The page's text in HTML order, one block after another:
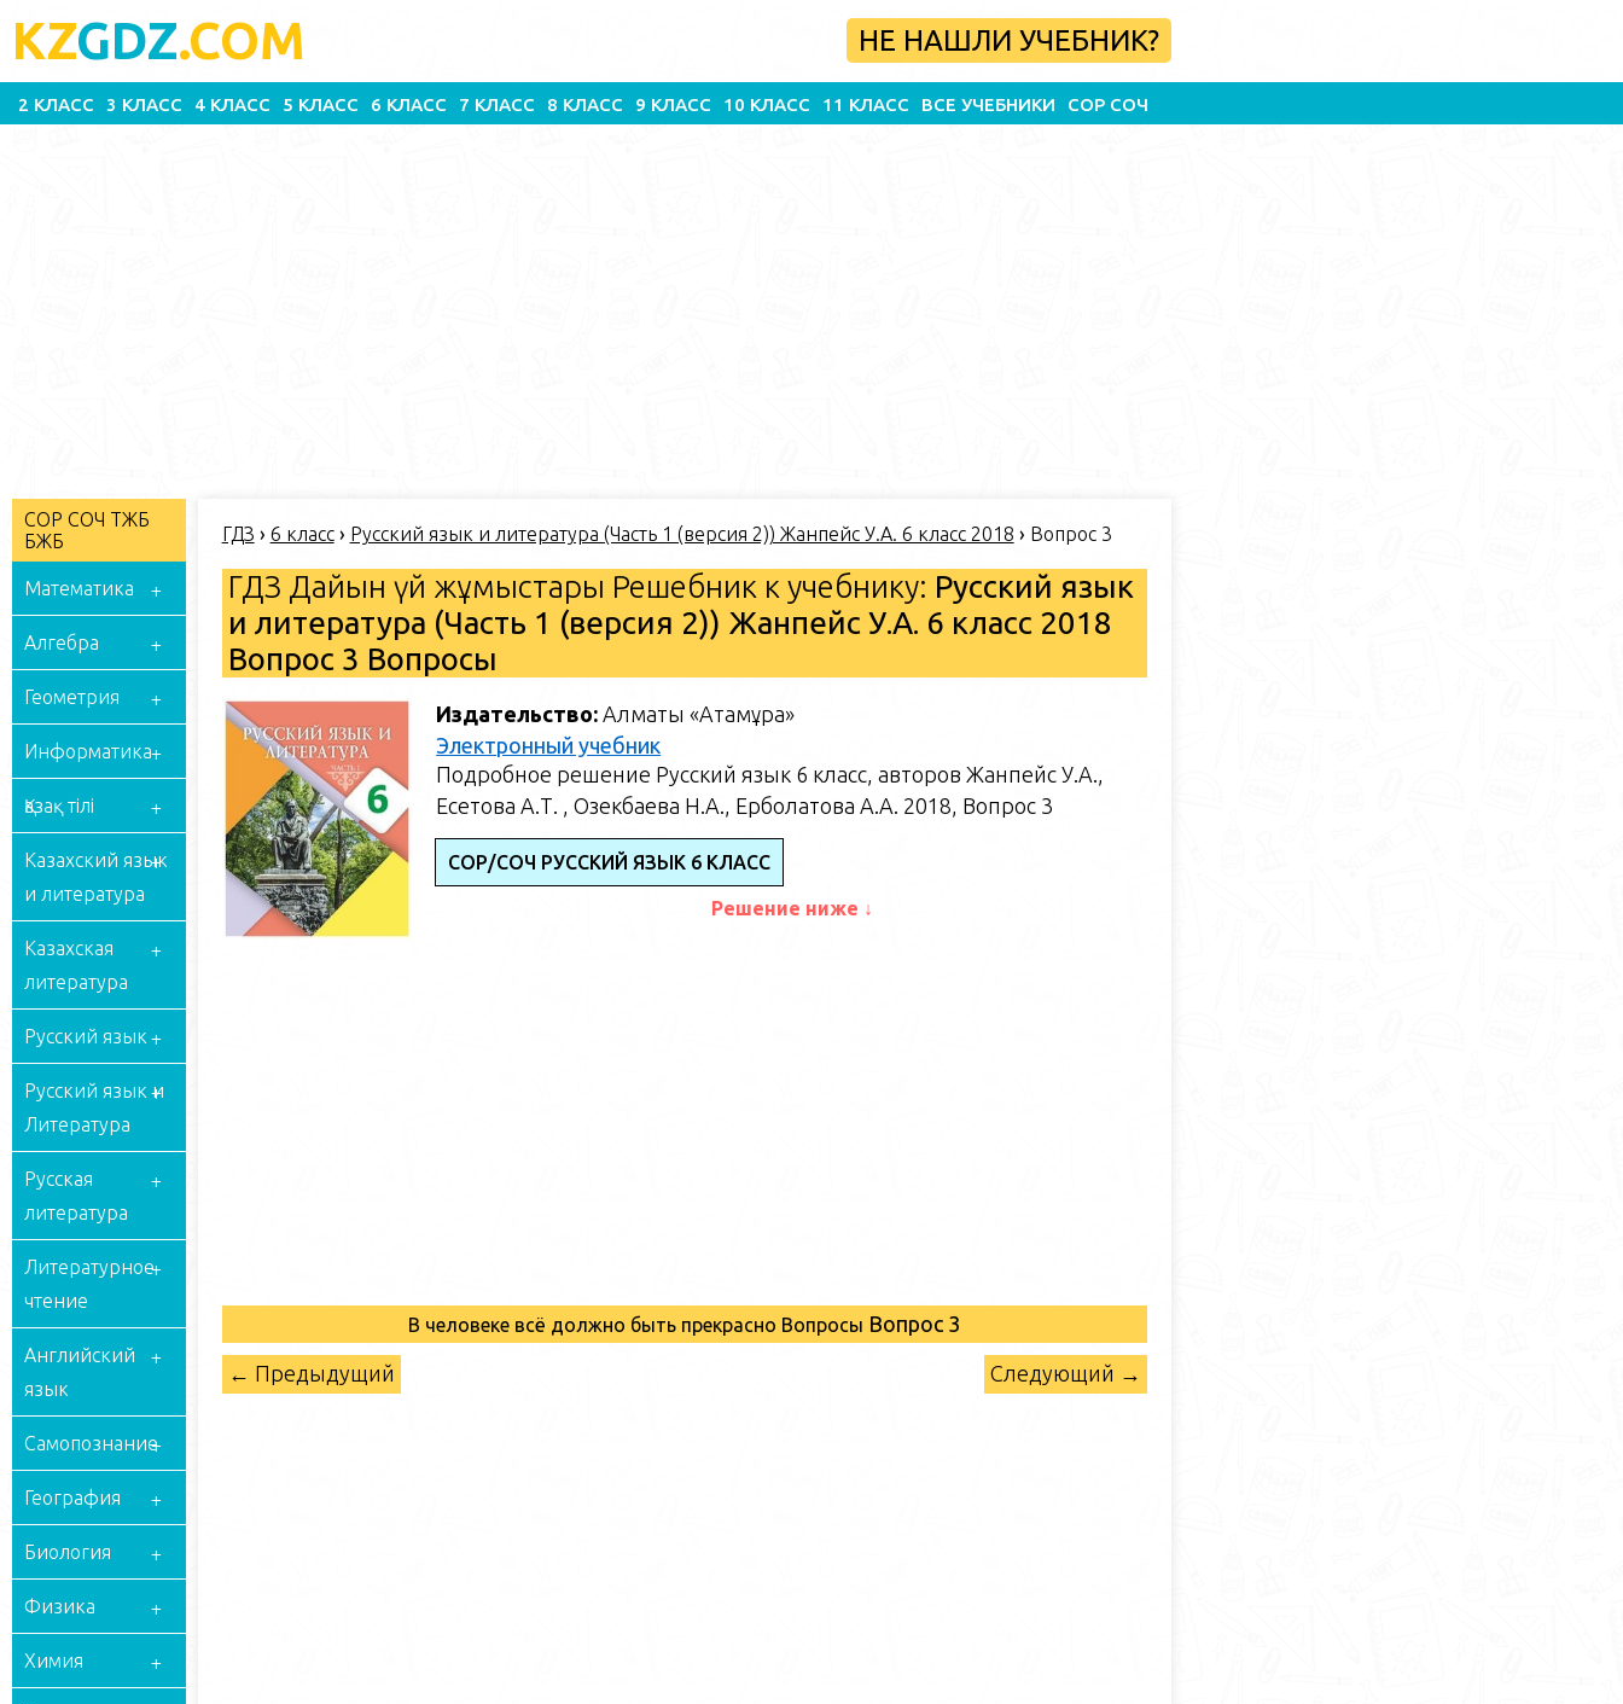
KZGDZ.COM НЕ НАШЛИ УЧЕБНИК?
2 КЛАСС 3 КЛАСС 4 КЛАСС 5 КЛАСС 6 КЛАСС 7 КЛАСС 8 КЛАСС 9 КЛАСС 10 КЛАСС 11 КЛАСС ВСЕ УЧЕБНИКИ СОР СОЧ
СОР СОЧ ТЖБ
БЖБ
Математика
Алгебра
Геометрия
Информатика
Қазақ тілі
Казахский язык
и литература
Казахская
литература
Русский язык
Русский язык и
Литература
Русская
литература
Литературное
чтение
Английский
язык
Самопознание
География
Биология
Физика
Химия
ГДЗ › 6 класс› Русский язык и литература (Часть 1 (версия 2)) Жанпейс У.А. 6 класс 2018 › Вопрос 3
ГДЗ Дайын үй жұмыстары Решебник к учебнику: Русский язык
и литература (Часть 1 (версия 2)) Жанпейс У.А. 6 класс 2018
Вопрос 3 Вопросы
Издательство:Алматы «Атамұра»
Электронный учебник
Подробное решение Русский язык 6 класс, авторов Жанпейс У.А.,
Есетова А.Т. , Озекбаева Н.А., Ерболатова А.А. 2018, Вопрос 3
СОР/СОЧ РУССКИЙ ЯЗЫК 6 КЛАСС
Решение ниже ↓
В человеке всё должно быть прекрасно Вопросы Вопрос 3
← Предыдущий Следующий →